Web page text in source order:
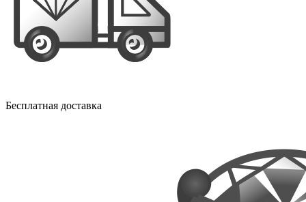
Бесплатная доставка